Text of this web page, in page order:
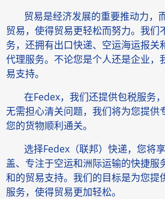
贸易是经济发展的重要推动力，
贸易，使得贸易更轻松而努力。我们
务，还拥有出口快递、空运海运报关
代理服务。不论您是个人还是企业，
易支持。
在Fedex，我们还提供包税服务
无需担心清关问题，我们将为您提供
您的货物顺利通关。
选择Fedex（联邦）快递，您将
盖、专注于空运和洲际运输的快捷服
和的贸易支持。我们的目标是为您提
服务，使得贸易更加轻松。